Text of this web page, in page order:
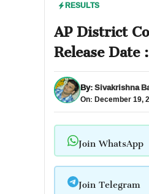
RESULTS
AP District
Release
By:Sivakrishna
On: December 19,
Join WhatsApp
Join Telegram